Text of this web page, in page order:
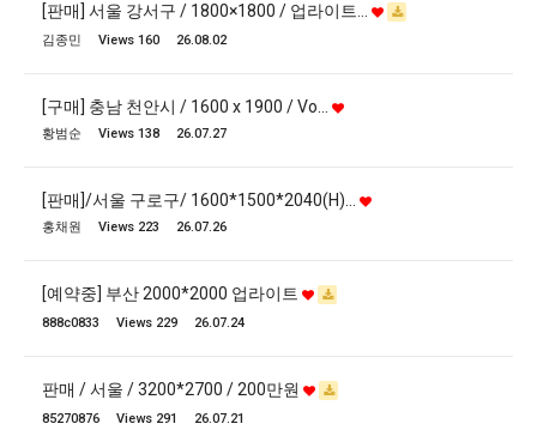
[판매] 서울 강서구 / 1800×1800 / 업라이트…
김종민 Views 160 26.08.02
[구매] 충남 천안시 / 1600 x 1900 / Vo…
황범순 Views 138 26.07.27
[판매]/서울 구로구/ 1600*1500*2040(H)…
홍채원 Views 223 26.07.26
[예약중] 부산 2000*2000 업라이트
888c0833 Views 229 26.07.24
판매 / 서울 / 3200*2700 / 200만원
85270876 Views 291 26.07.21